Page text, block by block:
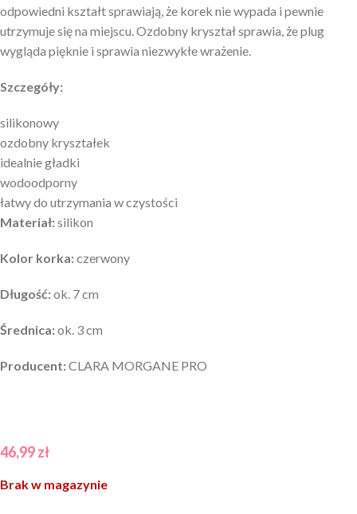
odpowiedni kształt sprawiają, że korek nie wypada i pewnie
utrzymuje się na miejscu. Ozdobny kryształ sprawia, że plug
wygląda pięknie i sprawia niezwykłe wrażenie.
Szczegóły:
silikonowy
ozdobny kryształek
idealnie gładki
wodoodporny
łatwy do utrzymania w czystości
Materiał:silikon
Kolor korka:czerwony
Długość:ok. 7 cm
Średnica:ok. 3 cm
Producent:CLARA MORGANE PRO
46,99zł
Brak w magazynie